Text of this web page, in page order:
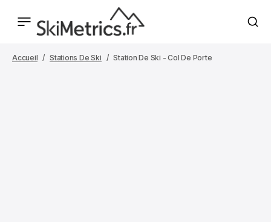
Accueil Stations De Ski Station De Ski - Col De Porte